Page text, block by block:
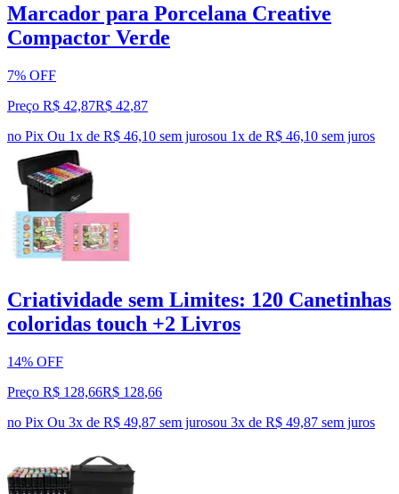
Marcador para Porcelana Creative
Compactor Verde
7% OFF
Preço R$ 42,87R$ 42,87
no Pix Ou 1x de R$ 46,10 sem jurosou 1x de R$ 46,10 sem juros
Criatividade sem Limites: 120 Canetinhas
coloridas touch +2 Livros
14% OFF
Preço R$ 128,66R$ 128,66
no Pix Ou 3x de R$ 49,87 sem jurosou 3x de R$ 49,87 sem juros